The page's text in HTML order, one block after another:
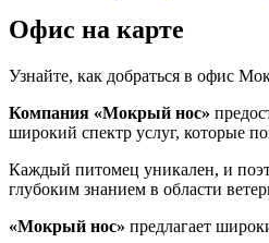
Офис на карте
Узнайте, как добраться в офис
Компания «Мокрый нос»
широкий спектр услуг, которые
Каждый питомец уникален, и
глубоким знанием в области
«Мокрый нос» предлагает